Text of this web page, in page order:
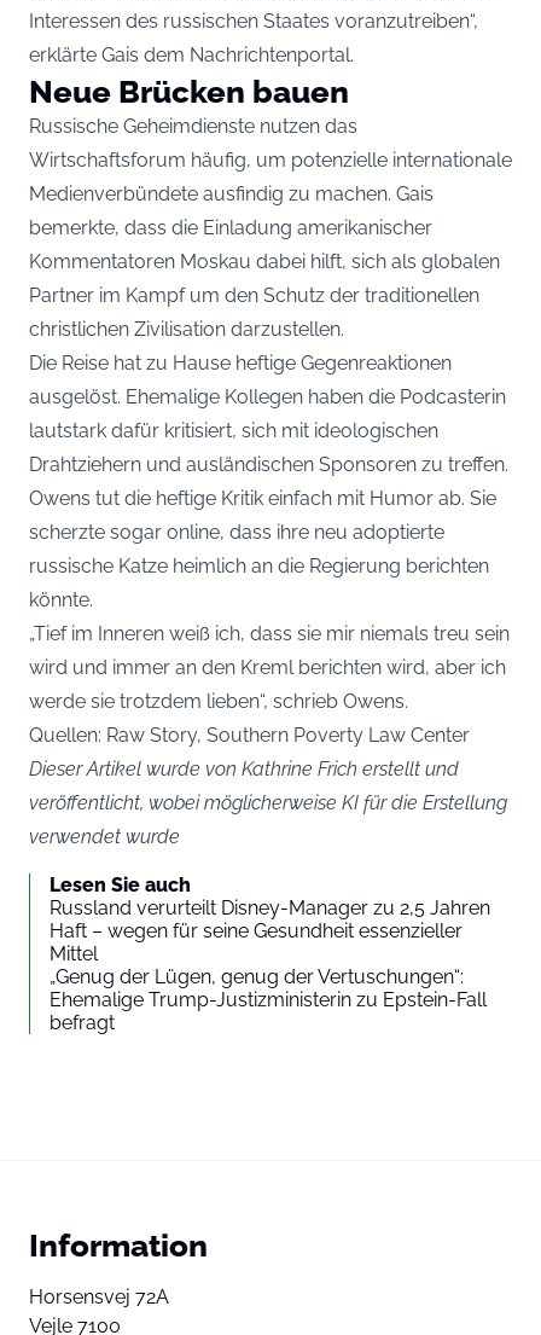
Interessen des russischen Staates voranzutreiben“,
erklärte Gais dem Nachrichtenportal.
Neue Brücken bauen
Russische Geheimdienste nutzen das
Wirtschaftsforum häufig, um potenzielle internationale
Medienverbündete ausfindig zu machen. Gais
bemerkte, dass die Einladung amerikanischer
Kommentatoren Moskau dabei hilft, sich als globalen
Partner im Kampf um den Schutz der traditionellen
christlichen Zivilisation darzustellen.
Die Reise hat zu Hause heftige Gegenreaktionen
ausgelöst. Ehemalige Kollegen haben die Podcasterin
lautstark dafür kritisiert, sich mit ideologischen
Drahtziehern und ausländischen Sponsoren zu treffen.
Owens tut die heftige Kritik einfach mit Humor ab. Sie
scherzte sogar online, dass ihre neu adoptierte
russische Katze heimlich an die Regierung berichten
könnte.
„Tief im Inneren weiß ich, dass sie mir niemals treu sein
wird und immer an den Kreml berichten wird, aber ich
werde sie trotzdem lieben“, schrieb Owens.
Quellen: Raw Story, Southern Poverty Law Center
Dieser Artikel wurde von Kathrine Frich erstellt und
veröffentlicht, wobei möglicherweise KI für die Erstellung
verwendet wurde
Lesen Sie auch
Russland verurteilt Disney-Manager zu 2,5 Jahren
Haft – wegen für seine Gesundheit essenzieller
Mittel
„Genug der Lügen, genug der Vertuschungen“:
Ehemalige Trump-Justizministerin zu Epstein-Fall
befragt
Information
Horsensvej 72A
Vejle 7100